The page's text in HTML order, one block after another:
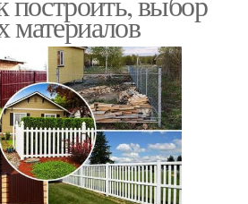
материалов